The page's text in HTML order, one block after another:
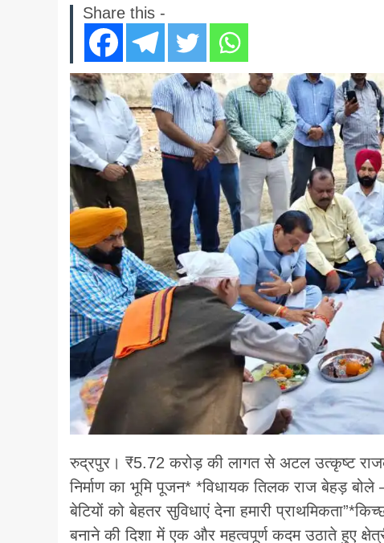
Share this -
रुद्रपुर। ₹5.72 करोड़ की लागत से अटल उत्कृष्ट
निर्माण का भूमि पूजन* *विधायक तिलक राज बेहड़ बोले
बेटियों को बेहतर सुविधाएं देना हमारी
बनाने की दिशा में एक और महत्वपूर्ण कदम उठाते हुए